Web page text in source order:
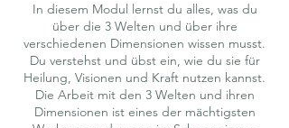
In diesem Modul lernst du alles, was du
über die 3 Welten und über ihre
verschiedenen Dimensionen wissen musst.
Du verstehst und übst ein, wie du sie für
Heilung, Visionen und Kraft nutzen kannst.
Die Arbeit mit den 3 Welten und ihren
Dimensionen ist eines der mächtigsten